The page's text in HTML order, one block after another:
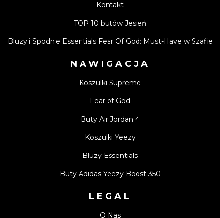
Kontakt
TOP 10 butów Jesień
Bluzy i Spodnie Essentials Fear Of God: Must-Have w Szafie
NAWIGACJA
Koszulki Supreme
Fear of God
Buty Air Jordan 4
Koszulki Yeezy
Bluzy Essentials
Buty Adidas Yeezy Boost 350
LEGAL
O Nas